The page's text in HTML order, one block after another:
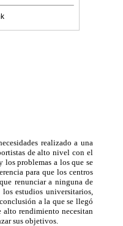
realizado a una
de alto nivel con el
problemas a los que se
para que los centros
renunciar a ninguna de
estudios universitarios,
a la que se llegó
alto rendimiento necesitan
sus objetivos.